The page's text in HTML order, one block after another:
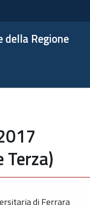
Regione
di Ferrara